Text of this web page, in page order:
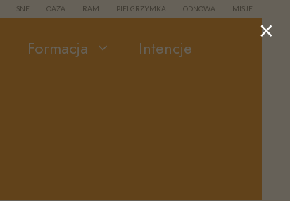
SNE OAZA RAM PIELGRZYMKA ODNOWA MISJE
Formacja Intencje
×